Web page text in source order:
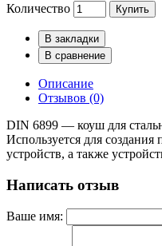
Количество Купить
В закладки
В сравнение
Описание
Отзывов (0)
DIN 6899 — коуш для
Используется для
устройств, а также
Написать отзыв
Ваше имя: